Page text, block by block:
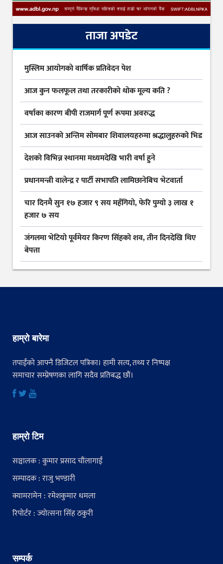
ताजा अपडेट
मुस्लिम आयोगकाे वार्षिक प्रतिवेदन पेश
आज कुन फलफूल तथा तरकारीकाे थोक मूल्य कति ?
वर्षाका कारण बीपी राजमार्ग पूर्ण रूपमा अवरुद्ध
आज साउनको अन्तिम सोमबार शिवालयहरुमा श्रद्धालुहरुको भिड
देशकाे विभिन्न स्थानमा मध्यमदेखि भारी वर्षा हुने
प्रधानमन्त्री वालेन्द्र र पार्टी सभापति लामिछानेबिच भेटवार्ता
चार दिनमै सुन १७ हजार ९ सय महँगियो, फेरि पुग्यो ३ लाख १
हजार ७ सय
जंगलमा भेटियो पूर्वमेयर किरण सिंहको शव, तीन दिनदेखि थिए
बेपत्ता
हाम्रो बारेमा
तपाईंको आफ्नै डिजिटल पत्रिका। हामी सत्य, तथ्य र निष्पक्ष
समाचार सम्प्रेषणका लागि सदैव प्रतिबद्ध छौं।
हाम्रो टिम
सञ्चालक : कुमार प्रसाद चौंलागाईं
सम्पादक : राजु भण्डारी
क्यामरामेन : रमेशकुमार धमला
रिपोर्टर : ज्योत्सना सिंह ठकुरी
सम्पर्क